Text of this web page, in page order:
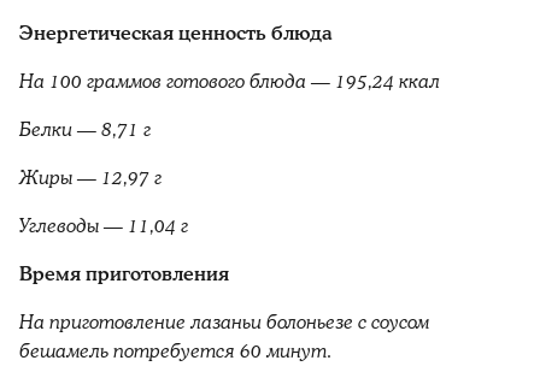
Энергетическая ценность блюда
На 100 граммов готового блюда — 195,24 ккал
Белки — 8,71 г
Жиры — 12,97 г
Углеводы — 11,04 г
Время приготовления
На приготовление лазаньи болоньезе с соусом
бешамель потребуется 60 минут.